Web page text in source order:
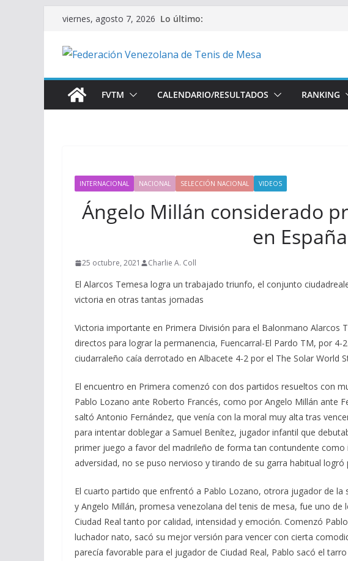
Saltar
contenido
viernes, agosto 7, 2026 Lo último:
FVTM CALENDARIO/RESULTADOS RANKING
INTERNACIONAL NACIONAL SELECCIÓN NACIONAL VIDEOS
Ángelo Millán considerado
en España
25 octubre, 2021 Charlie A. Coll
El Alarcos Temesa logra un trabajado triunfo, el conjunto
victoria en otras tantas jornadas
Victoria importante en Primera División para el Balonmano Alarcos
directos para lograr la permanencia, Fuencarral-El Pardo TM, por
ciudarraleño caía derrotado en Albacete 4-2 por el The Solar World
El encuentro en Primera comenzó con dos partidos resueltos con
Pablo Lozano ante Roberto Francés, como por Angelo Millán ante
saltó Antonio Fernández, que venía con la moral muy alta tras
para intentar doblegar a Samuel Benítez, jugador infantil que
primer juego a favor del madrileño de forma tan contundente como
adversidad, no se puso nervioso y tirando de su garra habitual
El cuarto partido que enfrentó a Pablo Lozano, otrora jugador de la
y Angelo Millán, promesa venezolana del tenis de mesa, fue uno
Ciudad Real tanto por calidad, intensidad y emoción. Comenzó
luchador nato, sacó su mejor versión para vencer con cierta
parecía favorable para el jugador de Ciudad Real, Pablo sacó el